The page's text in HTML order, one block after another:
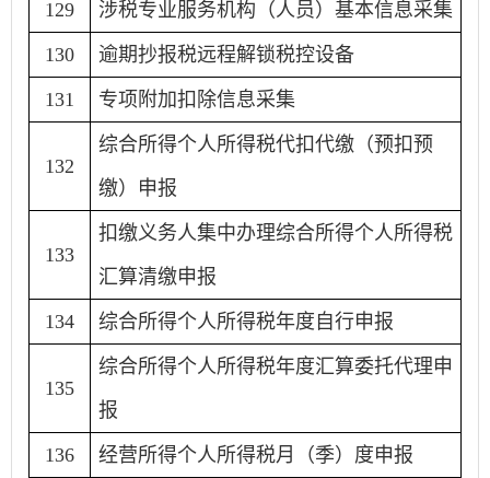
129 涉税专业服务机构（人员）基本信息采集
130 逾期抄报税远程解锁税控设备
131 专项附加扣除信息采集
132
综合所得个人所得税代扣代缴（预扣预
缴）申报
133
扣缴义务人集中办理综合所得个人所得税
汇算清缴申报
134 综合所得个人所得税年度自行申报
135
综合所得个人所得税年度汇算委托代理申
报
136 经营所得个人所得税月（季）度申报